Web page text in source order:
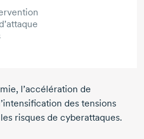
l’accélération de
des tensions
risques de cyberattaques.